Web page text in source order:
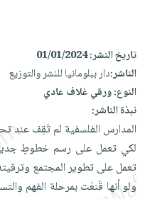
على
Android
تحميل
iKitab
على
Apple
masmu3
على
Apple
القراءة
جوائزالعناية
الشخصية
العناية
وتصفيف
الشعر
العناية
بالجسم
المطبخ
والسفرة
جديد
الكل
أواني
الطهي
أدوات
متجر
الهدايا
أقسام
تاريخ النشر:01/01/2024
الناشر:دار ببلومانيا للنشر والتوزيع
النوع:ورقي غلاف عادي
نبذة الناشر:
المدارس الفلسفية لم تَقِف عند
لكي تعمل على رسم خطوطٍ
تعمل على تطوير المجتمع
ولو أنها قَنعَت بمرحلة الفهم